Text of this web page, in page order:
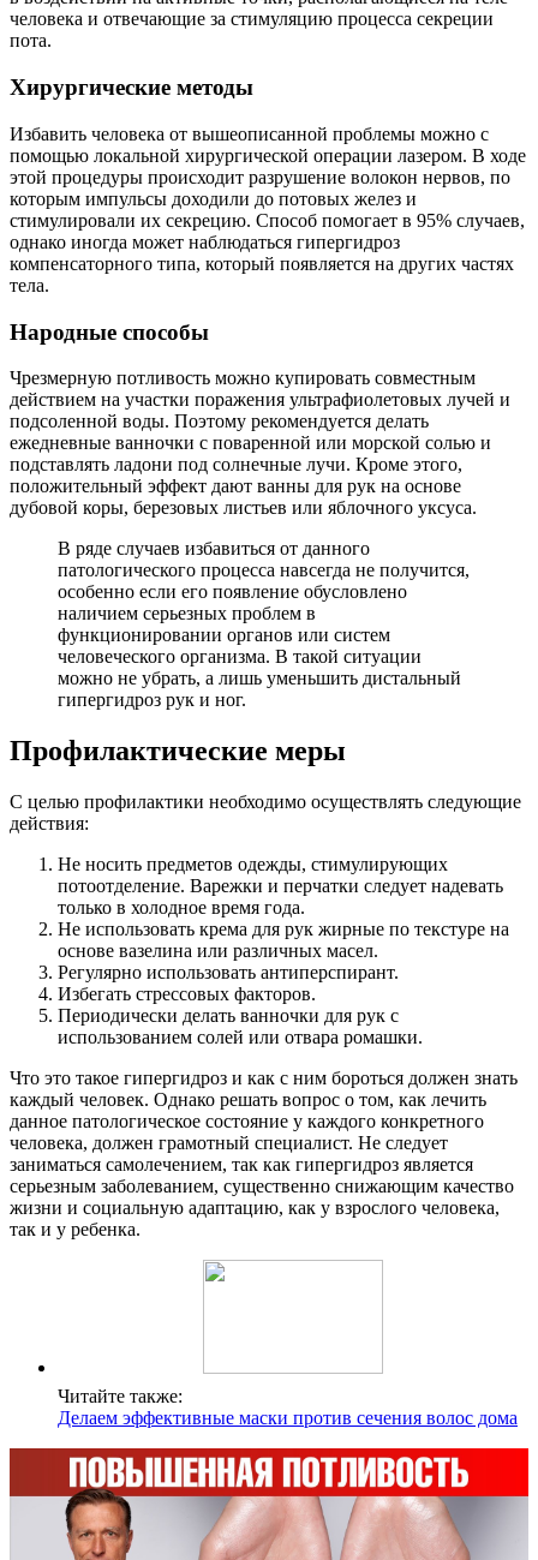
человека и отвечающие за стимуляцию процесса секреции
пота.
Хирургические методы
Избавить человека от вышеописанной проблемы можно с
помощью локальной хирургической операции лазером. В ходе
этой процедуры происходит разрушение волокон нервов, по
которым импульсы доходили до потовых желез и
стимулировали их секрецию. Способ помогает в 95% случаев,
однако иногда может наблюдаться гипергидроз
компенсаторного типа, который появляется на других частях
тела.
Народные способы
Чрезмерную потливость можно купировать совместным
действием на участки поражения ультрафиолетовых лучей и
подсоленной воды. Поэтому рекомендуется делать
ежедневные ванночки с поваренной или морской солью и
подставлять ладони под солнечные лучи. Кроме этого,
положительный эффект дают ванны для рук на основе
дубовой коры, березовых листьев или яблочного уксуса.
В ряде случаев избавиться от данного
патологического процесса навсегда не получится,
особенно если его появление обусловлено
наличием серьезных проблем в
функционировании органов или систем
человеческого организма. В такой ситуации
можно не убрать, а лишь уменьшить дистальный
гипергидроз рук и ног.
Профилактические меры
С целью профилактики необходимо осуществлять следующие
действия:
Не носить предметов одежды, стимулирующих
потоотделение. Варежки и перчатки следует надевать
только в холодное время года.
Не использовать крема для рук жирные по текстуре на
основе вазелина или различных масел.
Регулярно использовать антиперспирант.
Избегать стрессовых факторов.
Периодически делать ванночки для рук с
использованием солей или отвара ромашки.
Что это такое гипергидроз и как с ним бороться должен знать
каждый человек. Однако решать вопрос о том, как лечить
данное патологическое состояние у каждого конкретного
человека, должен грамотный специалист. Не следует
заниматься самолечением, так как гипергидроз является
серьезным заболеванием, существенно снижающим качество
жизни и социальную адаптацию, как у взрослого человека,
так и у ребенка.
Читайте также:
Делаем эффективные маски против сечения волос дома